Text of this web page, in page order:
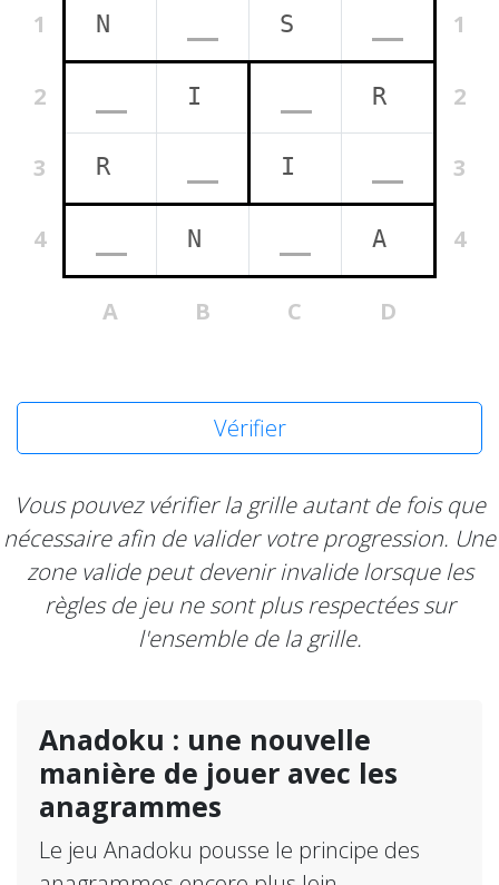
1 1
2 2
3 3
4 4
A B C D
Vérifier
Vous pouvez vérifier la grille autant de fois que
nécessaire afin de valider votre progression. Une
zone valide peut devenir invalide lorsque les
règles de jeu ne sont plus respectées sur
l'ensemble de la grille.
Anadoku : une nouvelle
manière de jouer avec les
anagrammes
Le jeu Anadoku pousse le principe des